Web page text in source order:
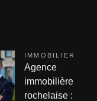
IMMOBILIER
Agence
immobilière
rochelaise :